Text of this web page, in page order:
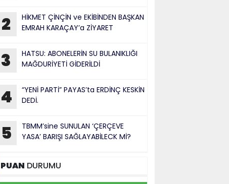
2
HİKMET ÇİNÇİN ve EKİBİNDEN BAŞKAN
EMRAH KARAÇAY’a ZİYARET
3
HATSU: ABONELERİN SU BULANIKLIĞI
MAĞDURİYETİ GİDERİLDİ
4
“YENİ PARTİ” PAYAS’ta ERDİNÇ KESKİN
DEDİ.
5
TBMM’sine SUNULAN ‘ÇERÇEVE
YASA’ BARIŞI SAĞLAYABİLECK Mİ?
PUAN DURUMU